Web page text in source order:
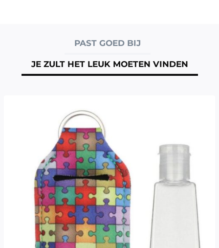
PAST GOED BIJ
JE ZULT HET LEUK MOETEN VINDEN